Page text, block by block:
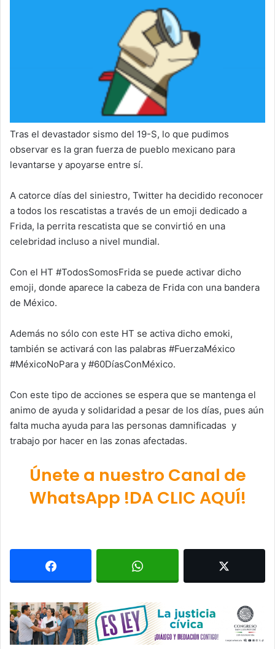
Tras el devastador sismo del 19-S, lo que pudimos
observar es la gran fuerza de pueblo mexicano para
levantarse y apoyarse entre sí.
A catorce días del siniestro, Twitter ha decidido reconocer
a todos los rescatistas a través de un emoji dedicado a
Frida, la perrita rescatista que se convirtió en una
celebridad incluso a nivel mundial.
Con el HT #TodosSomosFrida se puede activar dicho
emoji, donde aparece la cabeza de Frida con una bandera
de México.
Además no sólo con este HT se activa dicho emoki,
también se activará con las palabras #FuerzaMéxico
#MéxicoNoPara y #60DíasConMéxico.
Con este tipo de acciones se espera que se mantenga el
animo de ayuda y solidaridad a pesar de los días, pues aún
falta mucha ayuda para las personas damnificadas y
trabajo por hacer en las zonas afectadas.
Únete a nuestro Canal de
WhatsApp !DA CLIC AQUÍ!